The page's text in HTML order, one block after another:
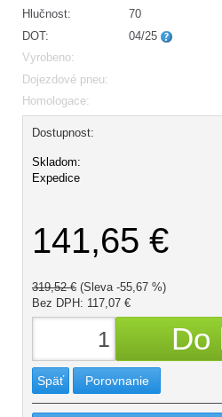
Hlučnost:
70
DOT:
04/25
Vyrobeno:
Dojezdové pneu:
Homologace:
Dostupnost:
Skladom:
Expedice
141,65 €
319,52 € (Sleva -55,67 %)
Bez DPH: 117,07 €
Späť Porovnanie